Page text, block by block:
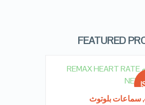
FEATURED
,سماعات بلوتوث